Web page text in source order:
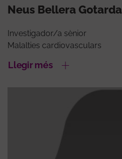
Neus Bellera Gotarda
Investigador/a sènior
Malalties cardiovasculars
Llegir més